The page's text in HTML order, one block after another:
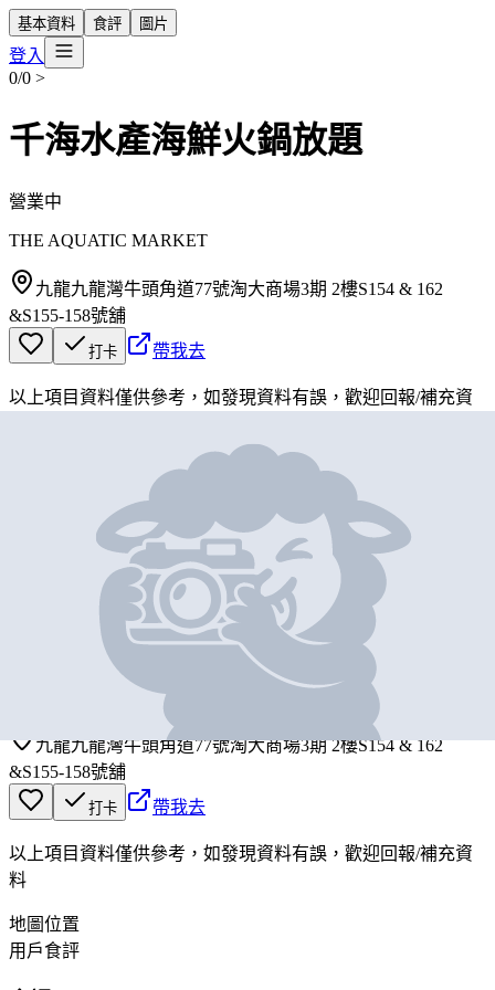
基本資料 食評 圖片
登入
0/0 >
千海水產海鮮火鍋放題
營業中
THE AQUATIC MARKET
九龍九龍灣牛頭角道77號淘大商場3期 2樓S154 & 162
&S155-158號舖
打卡 帶我去
以上項目資料僅供參考，如發現資料有誤，歡迎回報/補充資
千海水產海鮮火鍋放題
THE AQUATIC MARKET
九龍九龍灣牛頭角道77號淘大商場3期 2樓S154 & 162
&S155-158號舖
打卡 帶我去
以上項目資料僅供參考，如發現資料有誤，歡迎回報/補充資
料
地圖位置
用戶食評